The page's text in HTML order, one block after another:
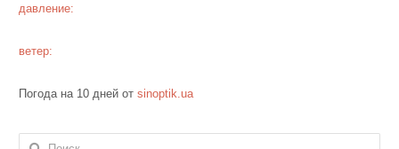
давление:
ветер:
Погода на 10 дней от sinoptik.ua
Найти: